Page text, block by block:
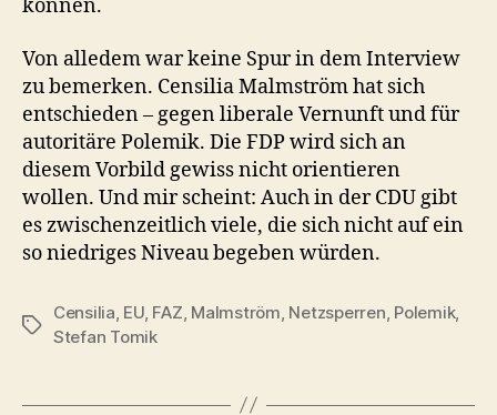
können.
Von alledem war keine Spur in dem Interview
zu bemerken. Censilia Malmström hat sich
entschieden – gegen liberale Vernunft und für
autoritäre Polemik. Die FDP wird sich an
diesem Vorbild gewiss nicht orientieren
wollen. Und mir scheint: Auch in der CDU gibt
es zwischenzeitlich viele, die sich nicht auf ein
so niedriges Niveau begeben würden.
Schlagwörter
Censilia EU, FAZ Malmström Netzsperren Polemik,
Stefan Tomik